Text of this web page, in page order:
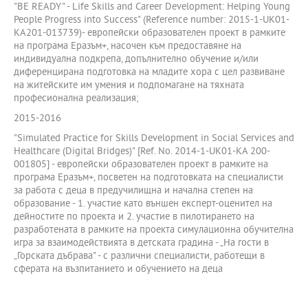
"BE READY" - Life Skills and Career Development: Helping Young
People Progress into Success" (Reference number: 2015-1-UK01-
KA201-013739)- европейски образователен проект в рамките
на програма Еразъм+, насочен към предоставяне на
индивидуална подкрепа, допълнително обучение и/или
диференцирана подготовка на младите хора с цел развиване
на житейските им умения и подпомагане на тяхната
професионална реализация;
2015-2016
"Simulated Practice for Skills Development in Social Services and
Healthcare (Digital Bridges)" [Ref. No. 2014-1-UK01-KA 200-
001805] - европейски образователен проект в рамките на
програма Еразъм+, посветен на подготовката на специалисти
за работа с деца в предучилищна и начална степен на
образование - 1. участие като външен експерт-оценител на
дейностите по проекта и 2. участие в пилотирането на
разработената в рамките на проекта симулационна обучителна
игра за взаимодействията в детската градина - „На гости в
„Горската дъбрава" - с различни специалисти, работещи в
сферата на възпитанието и обучението на деца